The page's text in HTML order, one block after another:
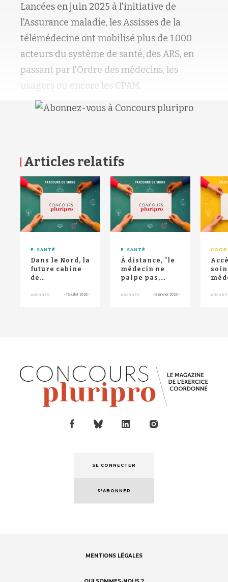
Lancées en juin 2025 à l'initiative de
l'Assurance maladie, les Assisses de la
télémédecine ont mobilisé plus de 1.000
acteurs du système de santé, des ARS, en
passant par l'Ordre des médecins, les
usagers ou encore les CPAM,
Articles relatifs
E-SANTÉ
Dans le Nord, la
future cabine
de
n'est "pas la
ABONNÉS - 16 juillet 2025 -
E-SANTÉ
À distance, "le
médecin ne
palpe pas,
rendre des
ABONNÉS - 5 janvier 2023 -
RETOUR HAUT DE PAGE
SE CONNECTER
S'ABONNER
MENTIONS LÉGALES